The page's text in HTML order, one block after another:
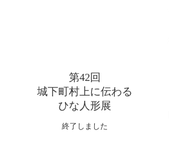
第42回
城下町村上に伝わる
ひな人形展
終了しました